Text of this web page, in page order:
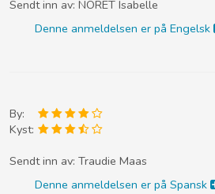
Sendt inn av: NORET Isabelle
Denne anmeldelsen er på Engelsk
By:
Kyst:
Sendt inn av: Traudie Maas
Denne anmeldelsen er på Spansk